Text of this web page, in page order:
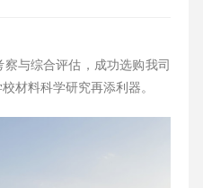
与综合评估，成功选购我司
材料科学研究再添利器。